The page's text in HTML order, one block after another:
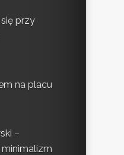
przy
na placu
–